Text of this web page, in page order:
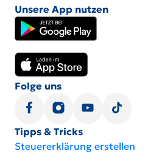
Unsere App nutzen
Folge uns
Tipps & Tricks
Steuererklärung erstellen